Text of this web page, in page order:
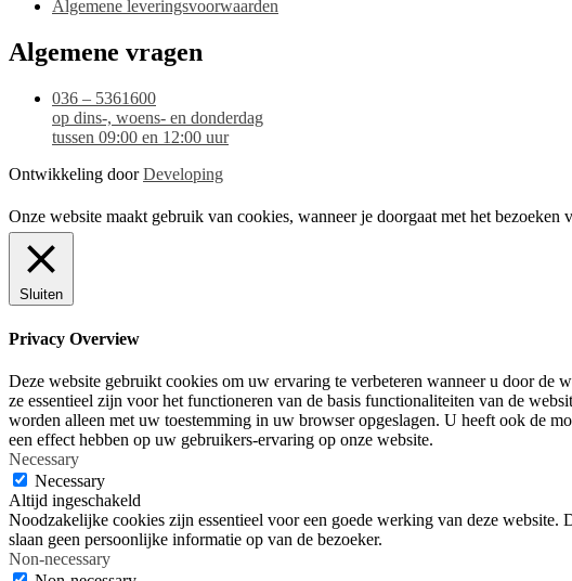
Algemene leveringsvoorwaarden
Algemene vragen
036 – 5361600
op dins-, woens- en donderdag
tussen 09:00 en 12:00 uur
Ontwikkeling doorDeveloping
Onze website maakt gebruik van cookies, wanneer je doorgaat met het bezoeken
Sluiten
Privacy Overview
Deze website gebruikt cookies om uw ervaring te verbeteren wanneer u door de
ze essentieel zijn voor het functioneren van de basis functionaliteiten van de
worden alleen met uw toestemming in uw browser opgeslagen. U heeft ook de
een effect hebben op uw gebruikers-ervaring op onze website.
Necessary
Necessary
Altijd ingeschakeld
Noodzakelijke cookies zijn essentieel voor een goede werking van deze
slaan geen persoonlijke informatie op van de bezoeker.
Non-necessary